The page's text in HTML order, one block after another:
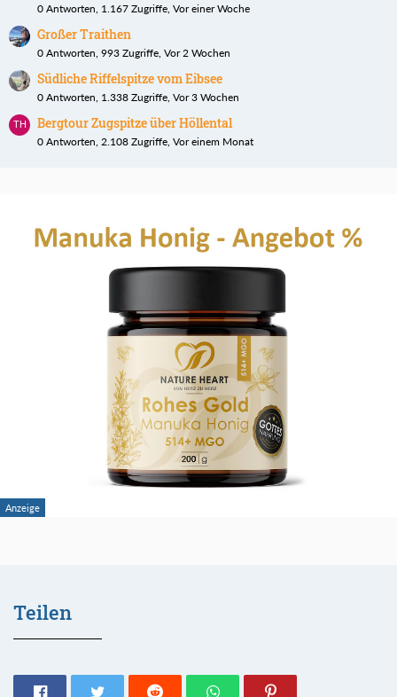
0 Antworten, 1.167 Zugriffe, Vor einer Woche
Großer Traithen
0 Antworten, 993 Zugriffe, Vor 2 Wochen
Südliche Riffelspitze vom Eibsee
0 Antworten, 1.338 Zugriffe, Vor 3 Wochen
Bergtour Zugspitze über Höllental
0 Antworten, 2.108 Zugriffe, Vor einem Monat
Teilen